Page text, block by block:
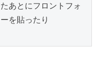
あとにフロントフォ
を貼ったり